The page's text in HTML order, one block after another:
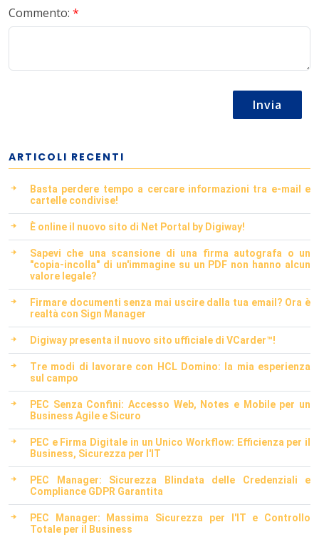
Commento: *
Invia
ARTICOLI RECENTI
Basta perdere tempo a cercare informazioni tra e-mail e
cartelle condivise!
È online il nuovo sito di Net Portal by Digiway!
Sapevi che una scansione di una firma autografa o un
"copia-incolla" di un'immagine su un PDF non hanno alcun
valore legale?
Firmare documenti senza mai uscire dalla tua email? Ora è
realtà con Sign Manager
Digiway presenta il nuovo sito ufficiale di VCarder™!
Tre modi di lavorare con HCL Domino: la mia esperienza
sul campo
PEC Senza Confini: Accesso Web, Notes e Mobile per un
Business Agile e Sicuro
PEC e Firma Digitale in un Unico Workflow: Efficienza per il
Business, Sicurezza per l'IT
PEC Manager: Sicurezza Blindata delle Credenziali e
Compliance GDPR Garantita
PEC Manager: Massima Sicurezza per l'IT e Controllo
Totale per il Business